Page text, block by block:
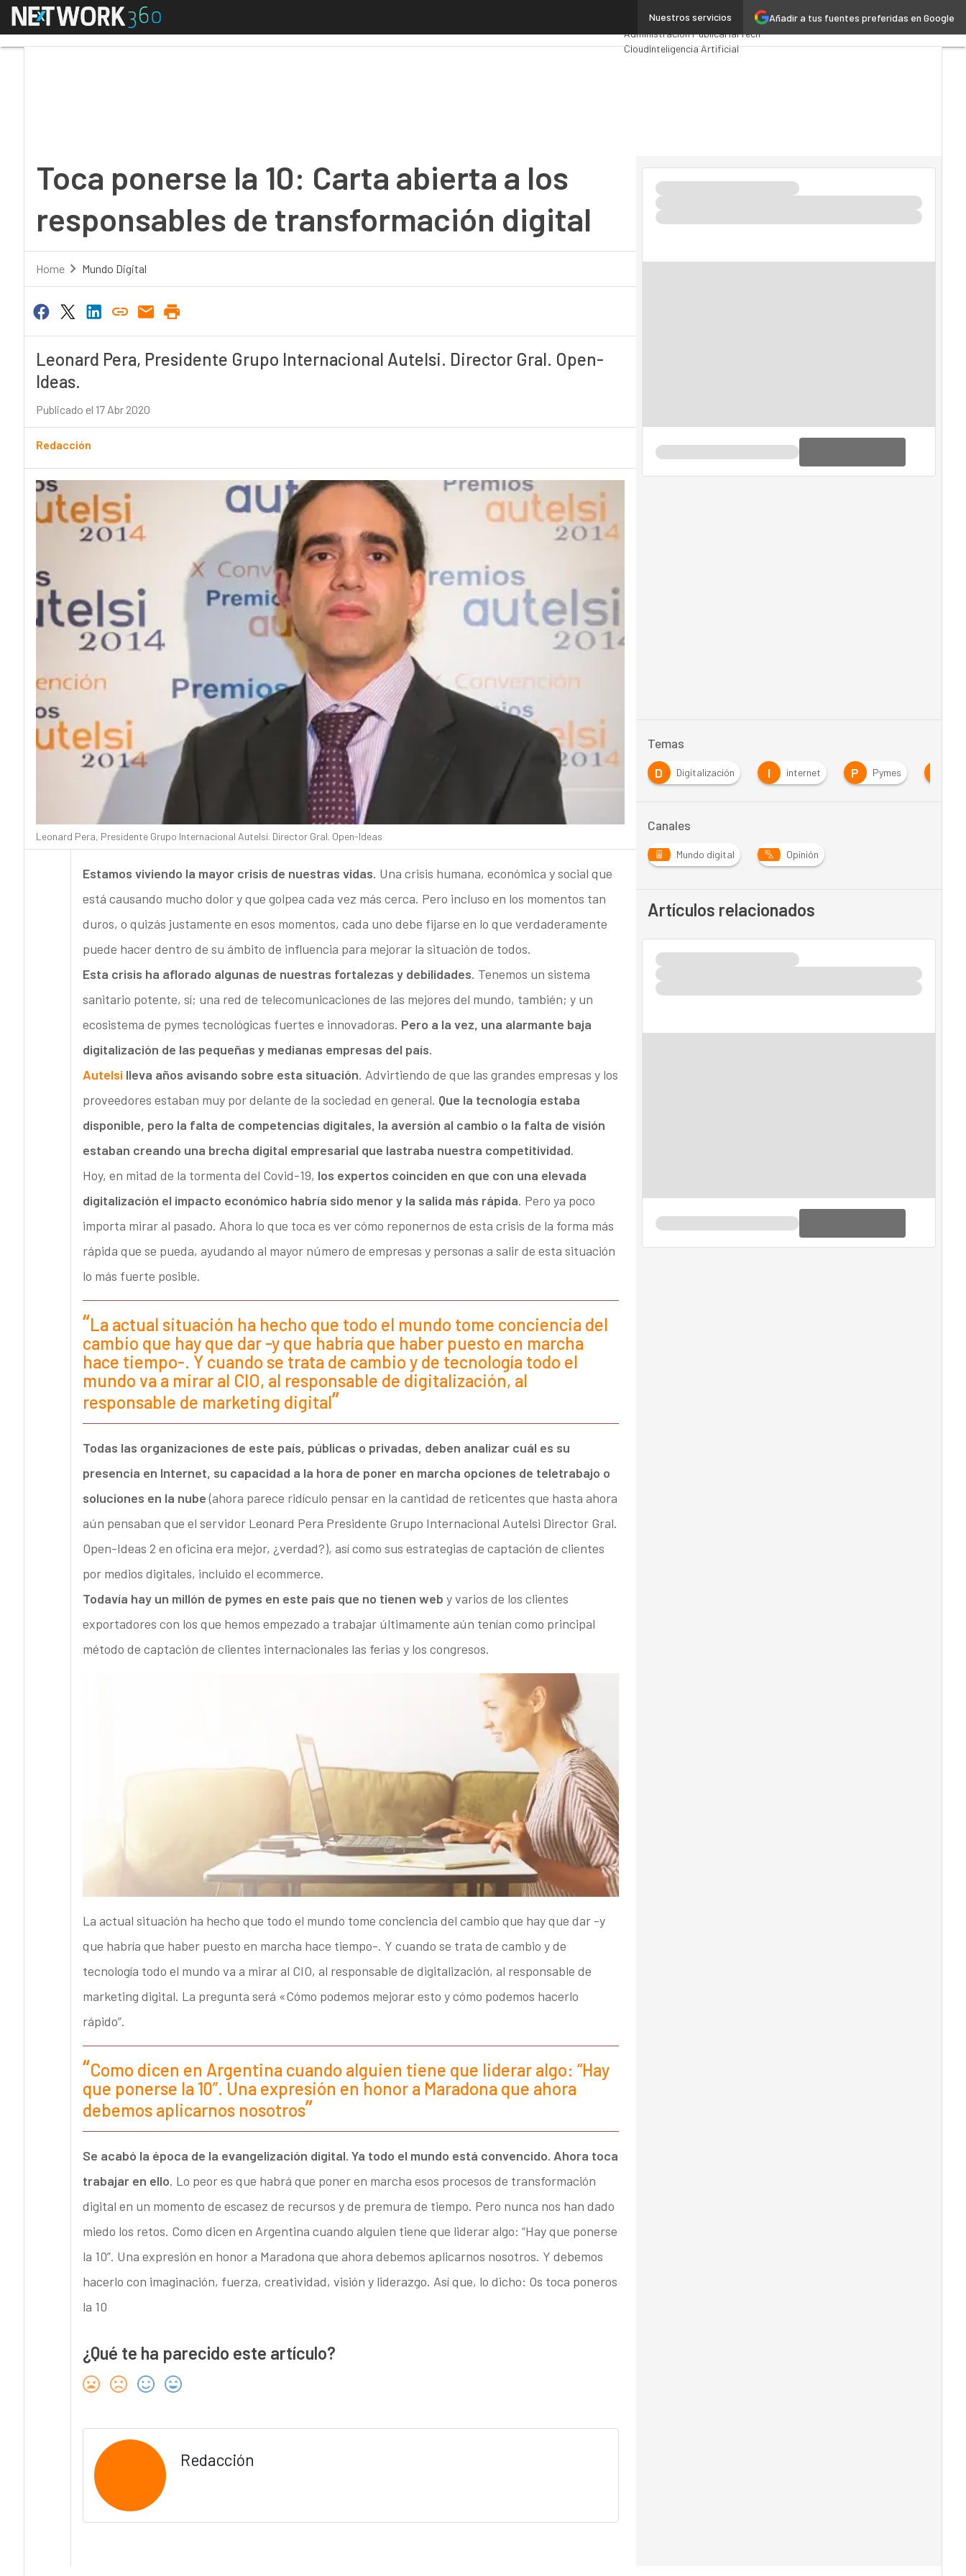
Añadir a tus fuentes preferidas en Google
Nuestros servicios
Menú Premios ComputingAnalytics
Administración PúblicaMarTech
CloudInteligencia Artificial
Toca ponerse la 10: Carta abierta a los
responsables de transformación digital
Home Mundo Digital
Leonard Pera, Presidente Grupo Internacional Autelsi. Director Gral. Open-
Ideas.
Publicado el 17 Abr 2020
Redacción
Leonard Pera, Presidente Grupo Internacional Autelsi. Director Gral. Open-Ideas
Estamos viviendo la mayor crisis de nuestras vidas. Una crisis humana, económica y social que
está causando mucho dolor y que golpea cada vez más cerca. Pero incluso en los momentos tan
duros, o quizás justamente en esos momentos, cada uno debe fijarse en lo que verdaderamente
puede hacer dentro de su ámbito de influencia para mejorar la situación de todos.
Esta crisis ha aflorado algunas de nuestras fortalezas y debilidades. Tenemos un sistema
sanitario potente, sí; una red de telecomunicaciones de las mejores del mundo, también; y un
ecosistema de pymes tecnológicas fuertes e innovadoras. Pero a la vez, una alarmante baja
digitalización de las pequeñas y medianas empresas del país.
Autelsi lleva años avisando sobre esta situación. Advirtiendo de que las grandes empresas y los
proveedores estaban muy por delante de la sociedad en general. Que la tecnología estaba
disponible, pero la falta de competencias digitales, la aversión al cambio o la falta de visión
estaban creando una brecha digital empresarial que lastraba nuestra competitividad.
Hoy, en mitad de la tormenta del Covid-19, los expertos coinciden en que con una elevada
digitalización el impacto económico habría sido menor y la salida más rápida. Pero ya poco
importa mirar al pasado. Ahora lo que toca es ver cómo reponernos de esta crisis de la forma más
rápida que se pueda, ayudando al mayor número de empresas y personas a salir de esta situación
lo más fuerte posible.
La actual situación ha hecho que todo el mundo tome conciencia del
cambio que hay que dar -y que habría que haber puesto en marcha
hace tiempo-. Y cuando se trata de cambio y de tecnología todo el
mundo va a mirar al CIO, al responsable de digitalización, al
responsable de marketing digital
Todas las organizaciones de este país, públicas o privadas, deben analizar cuál es su
presencia en Internet, su capacidad a la hora de poner en marcha opciones de teletrabajo o
soluciones en la nube(ahora parece ridículo pensar en la cantidad de reticentes que hasta ahora
aún pensaban que el servidor Leonard Pera Presidente Grupo Internacional Autelsi Director Gral.
Open-Ideas 2 en oficina era mejor, ¿verdad?), así como sus estrategias de captación de clientes
por medios digitales, incluido el ecommerce.
Todavía hay un millón de pymes en este país que no tienen web y varios de los clientes
exportadores con los que hemos empezado a trabajar últimamente aún tenían como principal
método de captación de clientes internacionales las ferias y los congresos.
La actual situación ha hecho que todo el mundo tome conciencia del cambio que hay que dar -y
que habría que haber puesto en marcha hace tiempo-. Y cuando se trata de cambio y de
tecnología todo el mundo va a mirar al CIO, al responsable de digitalización, al responsable de
marketing digital. La pregunta será «Cómo podemos mejorar esto y cómo podemos hacerlo
rápido”.
Como dicen en Argentina cuando alguien tiene que liderar algo: “Hay
que ponerse la 10”. Una expresión en honor a Maradona que ahora
debemos aplicarnos nosotros
Se acabó la época de la evangelización digital. Ya todo el mundo está convencido. Ahora toca
trabajar en ello. Lo peor es que habrá que poner en marcha esos procesos de transformación
digital en un momento de escasez de recursos y de premura de tiempo. Pero nunca nos han dado
miedo los retos. Como dicen en Argentina cuando alguien tiene que liderar algo: “Hay que ponerse
la 10”. Una expresión en honor a Maradona que ahora debemos aplicarnos nosotros. Y debemos
hacerlo con imaginación, fuerza, creatividad, visión y liderazgo. Así que, lo dicho: Os toca poneros
la 10
¿Qué te ha parecido este artículo?
Redacción
Temas
D Digitalización I internet P Pymes
Canales
Mundo digital Opinión
Artículos relacionados